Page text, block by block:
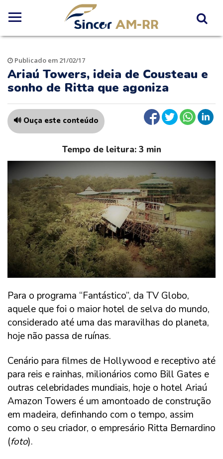
Publicado em 21/02/17
Ariaú Towers, ideia de Cousteau e
sonho de Ritta que agoniza
🔊 Ouça este conteúdo
Para o programa “Fantástico”, da TV Globo,
aquele que foi o maior hotel de selva do mundo,
considerado até uma das maravilhas do planeta,
hoje não passa de ruínas.
Cenário para filmes de Hollywood e receptivo até
para reis e rainhas, milionários como Bill Gates e
outras celebridades mundiais, hoje o hotel Ariaú
Amazon Towers é um amontoado de construção
em madeira, definhando com o tempo, assim
como o seu criador, o empresário Ritta Bernardino
(foto).